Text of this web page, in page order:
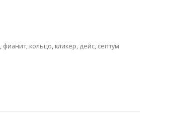
, фианит, кольцо, кликер, дейс, септум